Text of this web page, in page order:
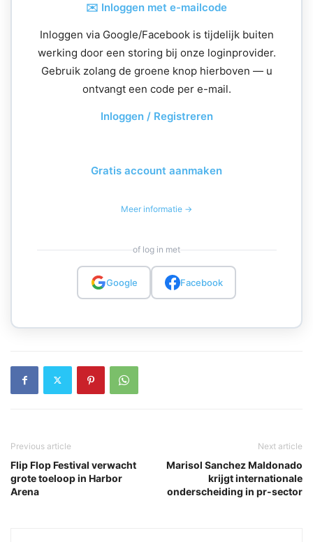
✉️ Inloggen met e-mailcode
Inloggen via Google/Facebook is tijdelijk buiten
werking door een storing bij onze loginprovider.
Gebruik zolang de groene knop hierboven — u
ontvangt een code per e-mail.
Inloggen / Registreren
Gratis account aanmaken
Meer informatie →
of log in met
Google Facebook
Previous article
Flip Flop Festival verwacht
grote toeloop in Harbor
Arena
Next article
Marisol Sanchez Maldonado
krijgt internationale
onderscheiding in pr-sector